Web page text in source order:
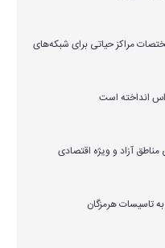
مختصات مراکز حیاتی برای شبکه‌های
انداخته است
مناطق آزاد و ویژه اقتصادی